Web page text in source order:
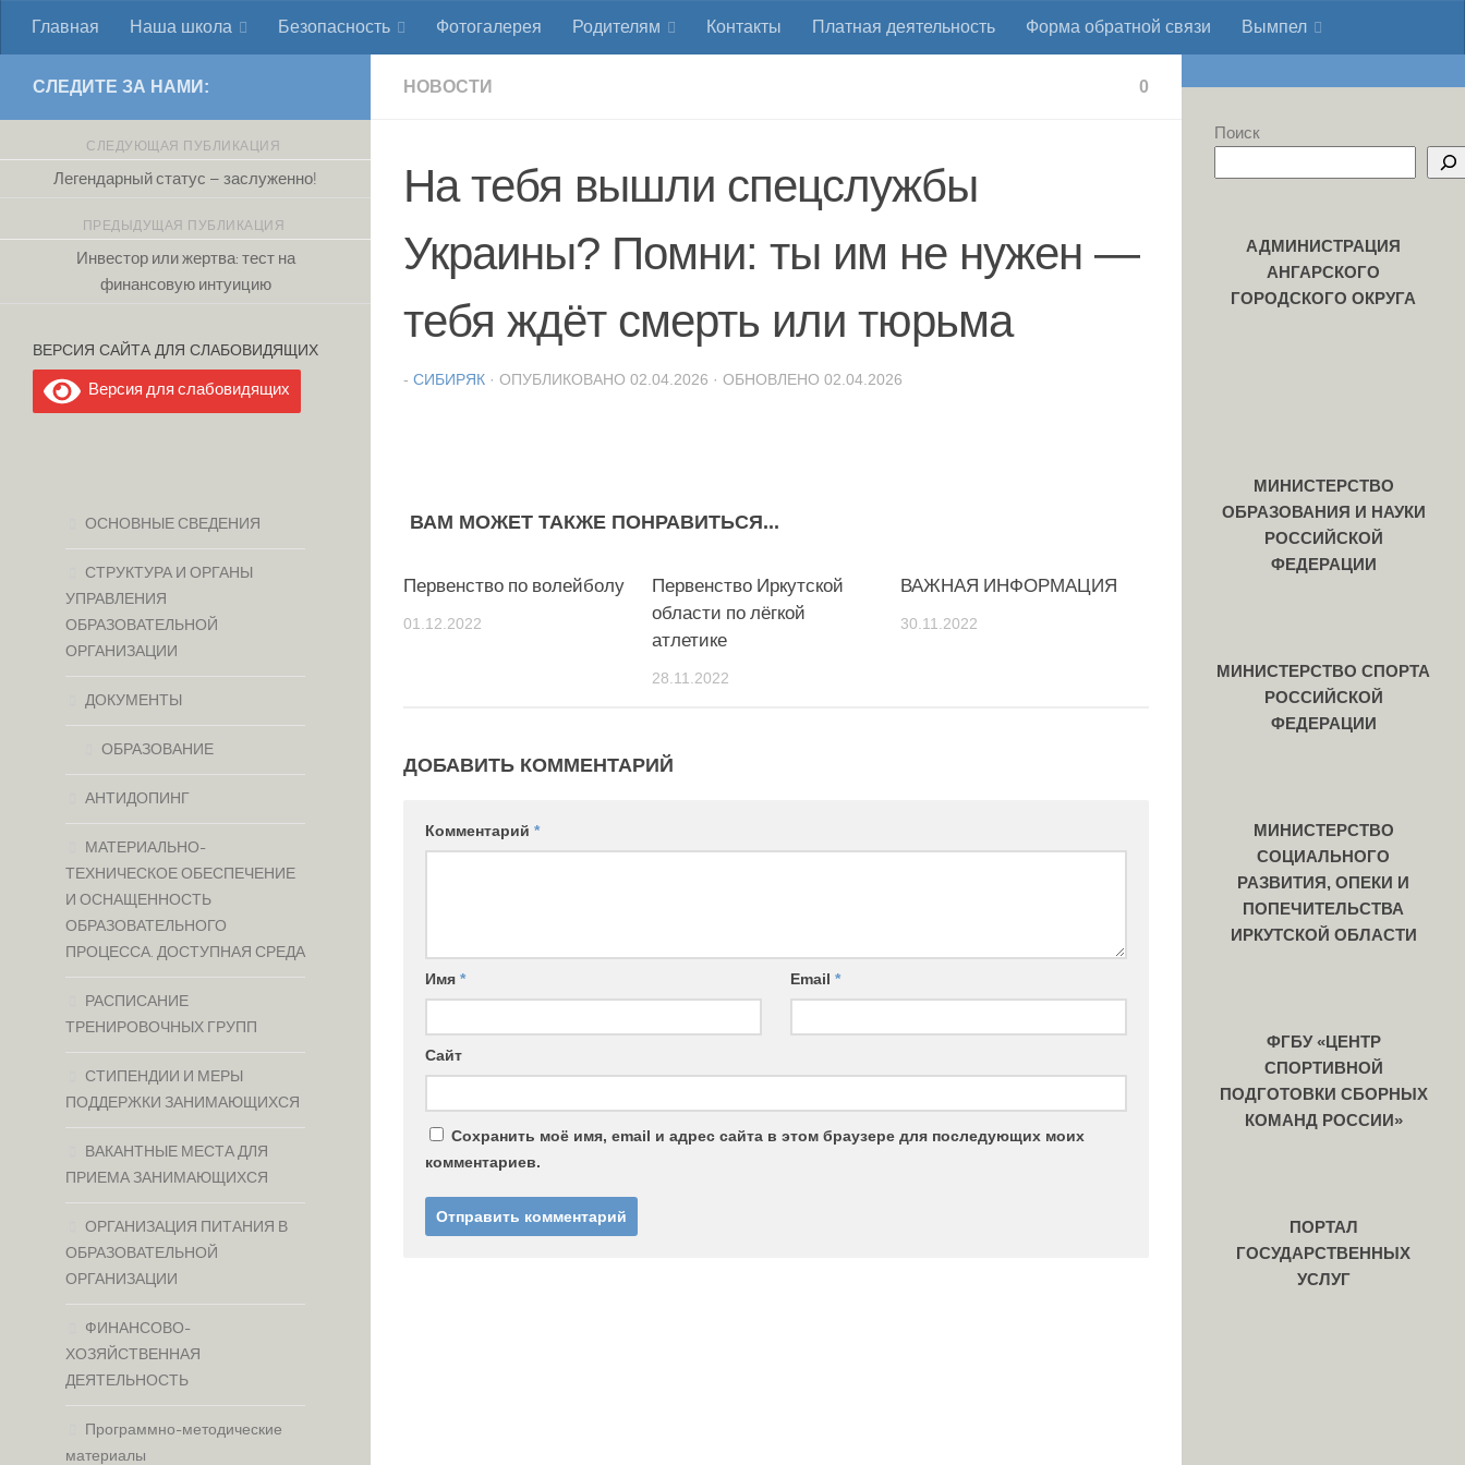
Перейти к содержимому
Главная Наша школа Безопасность Фотогалерея Родителям Контакты Платная деятельность Форма обратной связи Вымпел
НОВОСТИ 0
На тебя вышли спецслужбы
Украины? Помни: ты им не нужен —
тебя ждёт смерть или тюрьма
- СИБИРЯК · ОПУБЛИКОВАНО 02.04.2026 · ОБНОВЛЕНО 02.04.2026
ВАМ МОЖЕТ ТАКЖЕ ПОНРАВИТЬСЯ...
Первенство по волейболу
01.12.2022
Первенство Иркутской
области по лёгкой
атлетике
28.11.2022
ВАЖНАЯ ИНФОРМАЦИЯ
30.11.2022
ДОБАВИТЬ КОММЕНТАРИЙ
Комментарий *
Имя * Email *
Сайт
Сохранить моё имя, email и адрес сайта в этом браузере для последующих моих
комментариев.
СЛЕДИТЕ ЗА НАМИ:
СЛЕДУЮЩАЯ ПУБЛИКАЦИЯ
Легендарный статус – заслуженно!
ПРЕДЫДУЩАЯ ПУБЛИКАЦИЯ
Инвестор или жертва: тест на
финансовую интуицию
ВЕРСИЯ САЙТА ДЛЯ СЛАБОВИДЯЩИХ
Версия для слабовидящих
ОСНОВНЫЕ СВЕДЕНИЯ
СТРУКТУРА И ОРГАНЫ
УПРАВЛЕНИЯ
ОБРАЗОВАТЕЛЬНОЙ
ОРГАНИЗАЦИИ
ДОКУМЕНТЫ
ОБРАЗОВАНИЕ
АНТИДОПИНГ
МАТЕРИАЛЬНО-
ТЕХНИЧЕСКОЕ ОБЕСПЕЧЕНИЕ
И ОСНАЩЕННОСТЬ
ОБРАЗОВАТЕЛЬНОГО
ПРОЦЕССА. ДОСТУПНАЯ СРЕДА
РАСПИСАНИЕ
ТРЕНИРОВОЧНЫХ ГРУПП
СТИПЕНДИИ И МЕРЫ
ПОДДЕРЖКИ ЗАНИМАЮЩИХСЯ
ВАКАНТНЫЕ МЕСТА ДЛЯ
ПРИЕМА ЗАНИМАЮЩИХСЯ
ОРГАНИЗАЦИЯ ПИТАНИЯ В
ОБРАЗОВАТЕЛЬНОЙ
ОРГАНИЗАЦИИ
ФИНАНСОВО-
ХОЗЯЙСТВЕННАЯ
ДЕЯТЕЛЬНОСТЬ
Программно-методические
материалы
Поиск
АДМИНИСТРАЦИЯ
АНГАРСКОГО
ГОРОДСКОГО ОКРУГА
МИНИСТЕРСТВО
ОБРАЗОВАНИЯ И НАУКИ
РОССИЙСКОЙ
ФЕДЕРАЦИИ
МИНИСТЕРСТВО СПОРТА
РОССИЙСКОЙ
ФЕДЕРАЦИИ
МИНИСТЕРСТВО
СОЦИАЛЬНОГО
РАЗВИТИЯ, ОПЕКИ И
ПОПЕЧИТЕЛЬСТВА
ИРКУТСКОЙ ОБЛАСТИ
ФГБУ «ЦЕНТР
СПОРТИВНОЙ
ПОДГОТОВКИ СБОРНЫХ
КОМАНД РОССИИ»
ПОРТАЛ
ГОСУДАРСТВЕННЫХ
УСЛУГ